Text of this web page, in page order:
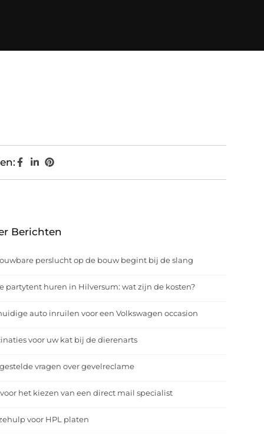
Berichten
perslucht op de bouw begint bij de slang
partytent huren in Hilversum: wat zijn de kosten?
auto inruilen voor een Volkswagen occasion
voor uw kat bij de dierenarts
vragen over gevelreclame
voor het kiezen van een direct mail specialist
voor HPL platen